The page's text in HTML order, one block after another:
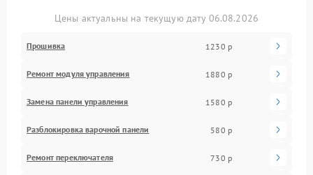
Цены актуальны на текущую дату 06.08.2026
Прошивка 1230 р
Ремонт модуля управления 1880 р
Замена панели управления 1580 р
Разблокировка варочной панели 580 р
Ремонт переключателя 730 р